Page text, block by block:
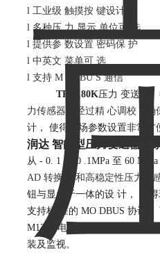
l 工业级 触摸按 键设计
l 多种压 力 显示 单位可
选
l 提供参 数设置 密码保 护
l 中英文 菜单可 选
l 支持 M ODBU S 通信
TRD180K压力 变送器
力传感器，经过精 心调校，
计，
使得现场参数设置非常方
润达 智能型压力变送器厂
从 - 0. 1…
0 .1MPa 至 60 M Pa
AD 转换器 和高稳定性压力传
钮与显示于一体的设 计，
使
支持标
准的 MO DBUS 协议
M12x1 电气插 头。 设备设 计
装及监视。